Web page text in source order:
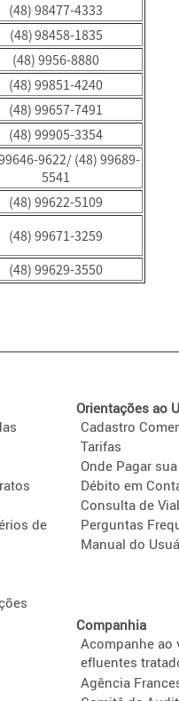
(48) 98477-4333
(48) 98458-1835
(48) 9956-8880
(48) 99851-4240
(48) 99657-7491
(48) 99905-3354
9622/ (48) 99689-
5541
(48) 99622-5109
(48) 99671-3259
(48) 99629-3550
de
Orientações ao
Cadastro
Tarifas
Onde Pagar
Débito em
Consulta de
Perguntas
Manual do
Companhia
Acompanhe ao
efluentes
Agência